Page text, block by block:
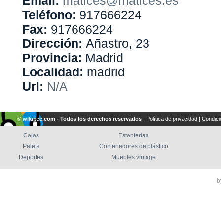
Teléfono: 917666224
Fax: 917666224
Dirección: Añastro, 23
Provincia: Madrid
Localidad: madrid
Url: N/A
© wikipec.com - Todos los derechos reservados - Política de privacidad |
Cajas
Estanterías
Palets
Contenedores de plástico
Deportes
Muebles vintage